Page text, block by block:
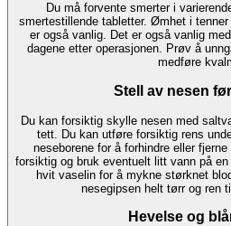
Du må forvente smerter i
smertestillende tabletter. Ømhet i
er også vanlig. Det er også vanlig
dagene etter operasjonen. Prøv å
medføre
Stell av nesen
Du kan forsiktig skylle nesen med saltvann for å hindre at det blir helt
tett. Du kan utføre forsiktig rens
neseborene for å forhindre eller
forsiktig og bruk eventuelt litt vann på
hvit vaselin for å mykne størknet
nesegipsen helt tørr og ren
Hevelse og